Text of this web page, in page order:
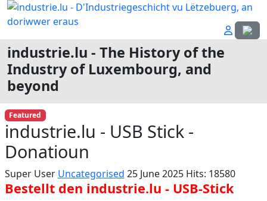
Select
industrie.lu - The History of the
Industry of Luxembourg, and
beyond
Featured
industrie.lu - USB Stick -
Donatioun
Super User Uncategorised 25 June 2025 Hits: 18580
Bestellt den industrie.lu - USB-Stick